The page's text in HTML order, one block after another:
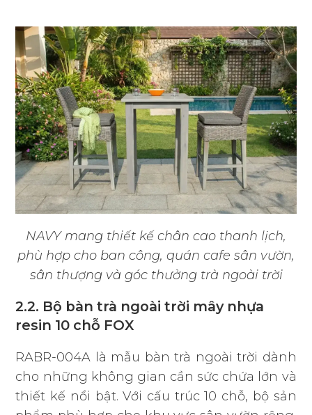
NAVY mang thiết kế chân cao thanh lịch,
phù hợp cho ban công, quán cafe sân vườn,
sân thượng và góc thưởng trà ngoài trời
2.2. Bộ bàn trà ngoài trời mây nhựa
resin 10 chỗ FOX
RABR-004A là mẫu bàn trà ngoài trời dành
cho những không gian cần sức chứa lớn và
thiết kế nổi bật. Với cấu trúc 10 chỗ, bộ sản